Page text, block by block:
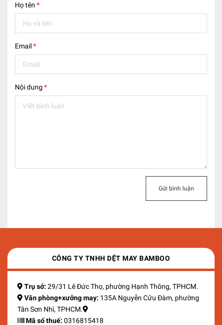
Họ tên *
Email*
Nội dung *
Gửi bình luận
CÔNG TY TNHH DỆT MAY BAMBOO
Trụ sở: 29/31 Lê Đức Thọ, phường Hạnh Thông, TPHCM.
Văn phòng+xưởng may: 135A Nguyễn Cửu Đàm, phường
Tân Sơn Nhì, TPHCM.
Mã số thuế: 0316815418